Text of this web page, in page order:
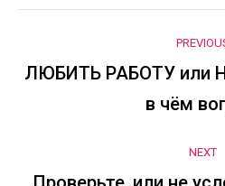
navigation
ЛЮБИТЬ РАБОТУ или
в чём
NEXT